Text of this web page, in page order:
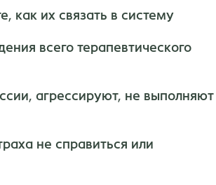
как их связать в систему
всего терапевтического
агрессируют, не выполняют
не справиться или